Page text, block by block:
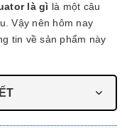
là gì là một câu
Vậy nên hôm nay
tin về sản phẩm này